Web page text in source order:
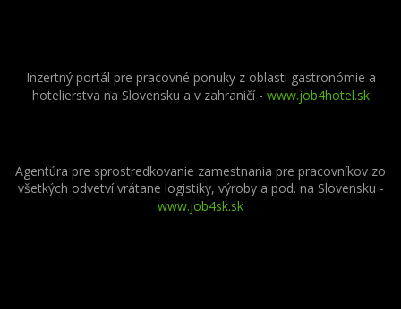
Inzertný portál pre pracovné ponuky z oblasti gastronómie a
hotelierstva na Slovensku a v zahraničí - www.job4hotel.sk
Agentúra pre sprostredkovanie zamestnania pre pracovníkov zo
všetkých odvetví vrátane logistiky, výroby a pod. na Slovensku -
www.job4sk.sk